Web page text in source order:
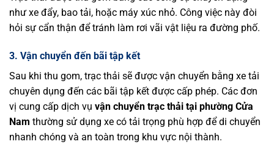
như xe đẩy, bao tải, hoặc máy xúc nhỏ. Công việc này đòi
hỏi sự cẩn thận để tránh làm rơi vãi vật liệu ra đường phố.
3. Vận chuyển đến bãi tập kết
Sau khi thu gom, trạc thải sẽ được vận chuyển bằng xe tải
chuyên dụng đến các bãi tập kết được cấp phép. Các đơn
vị cung cấp dịch vụ vận chuyển trạc thải tại phường Cửa
Nam thường sử dụng xe có tải trọng phù hợp để di chuyển
nhanh chóng và an toàn trong khu vực nội thành.